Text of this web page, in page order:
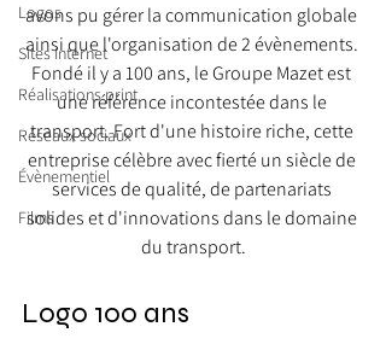
Logos
Sites Internet
Réalisations print
Réseaux sociaux
Évènementiel
Films
avons pu gérer la communication globale
ainsi que l'organisation de 2 évènements.
Fondé il y a 100 ans, le Groupe Mazet est
une référence incontestée dans le
transport. Fort d'une histoire riche, cette
entreprise célèbre avec fierté un siècle de
services de qualité, de partenariats
solides et d'innovations dans le domaine
du transport.
Logo 100 ans